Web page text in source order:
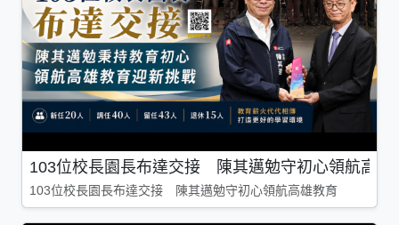
103位校長園長布達交接 陳其邁勉守初心領航高雄
103位校長園長布達交接 陳其邁勉守初心領航高雄教育